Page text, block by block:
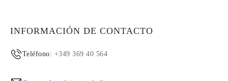
INFORMACIÓN DE CONTACTO
Teléfono: +349 369 40 564